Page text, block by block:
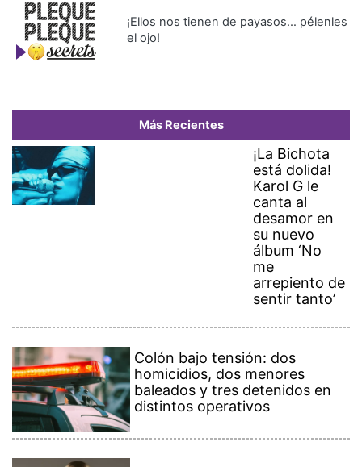
¡Ellos nos tienen de payasos… pélenles
el ojo!
Más Recientes
¡La Bichota
está dolida!
Karol G le
canta al
desamor en
su nuevo
álbum ‘No
me
arrepiento de
sentir tanto’
Colón bajo tensión: dos
homicidios, dos menores
baleados y tres detenidos en
distintos operativos